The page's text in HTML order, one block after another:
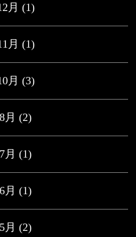
月 (1)
月 (1)
月 (3)
月 (2)
月 (1)
月 (1)
月 (2)